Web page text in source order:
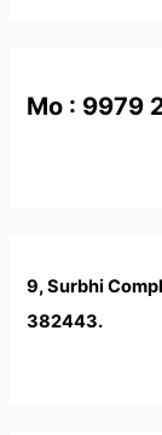
Mo : 9979
9, Surbhi
382443.